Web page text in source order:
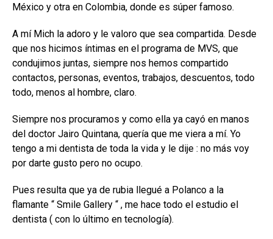
México y otra en Colombia, donde es súper famoso.
A mí Mich la adoro y le valoro que sea compartida. Desde
que nos hicimos íntimas en el programa de MVS, que
condujimos juntas, siempre nos hemos compartido
contactos, personas, eventos, trabajos, descuentos, todo
todo, menos al hombre, claro.
Siempre nos procuramos y como ella ya cayó en manos
del doctor Jairo Quintana, quería que me viera a mí. Yo
tengo a mi dentista de toda la vida y le dije : no más voy
por darte gusto pero no ocupo.
Pues resulta que ya de rubia llegué a Polanco a la
flamante “ Smile Gallery “ , me hace todo el estudio el
dentista ( con lo último en tecnología).